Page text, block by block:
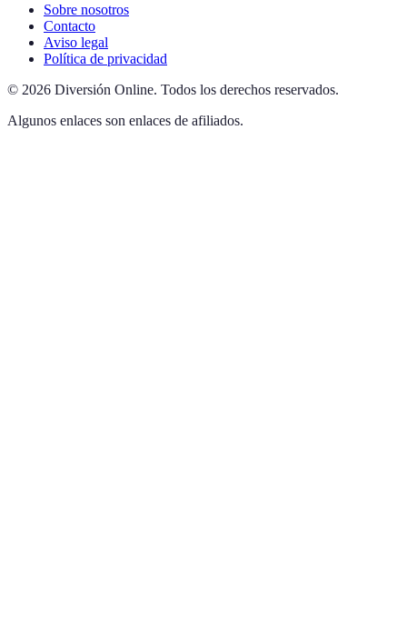
Sobre nosotros
Contacto
Aviso legal
Política de privacidad
© 2026 Diversión Online. Todos los derechos reservados.
Algunos enlaces son enlaces de afiliados.